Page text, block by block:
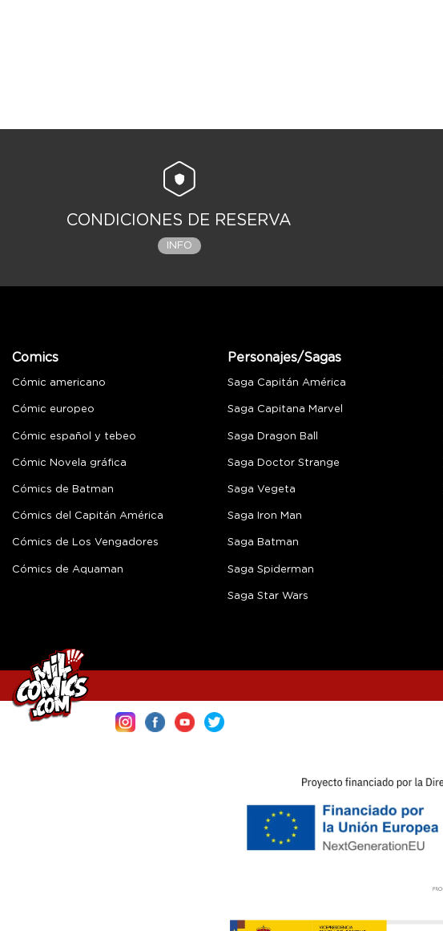
CONDICIONES DE RESERVA
INFO
Comics
Cómic americano
Cómic europeo
Cómic español y tebeo
Cómic Novela gráfica
Cómics de Batman
Cómics del Capitán América
Cómics de Los Vengadores
Cómics de Aquaman
Personajes/Sagas
Saga Capitán América
Saga Capitana Marvel
Saga Dragon Ball
Saga Doctor Strange
Saga Vegeta
Saga Iron Man
Saga Batman
Saga Spiderman
Saga Star Wars